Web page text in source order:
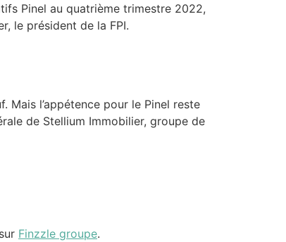
Pinel au quatrième trimestre 2022,
le président de la FPI.
Mais l’appétence pour le Pinel reste
de Stellium Immobilier, groupe de
Finzzle groupe.